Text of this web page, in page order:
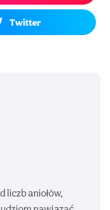
Twitter
liczb aniołów,